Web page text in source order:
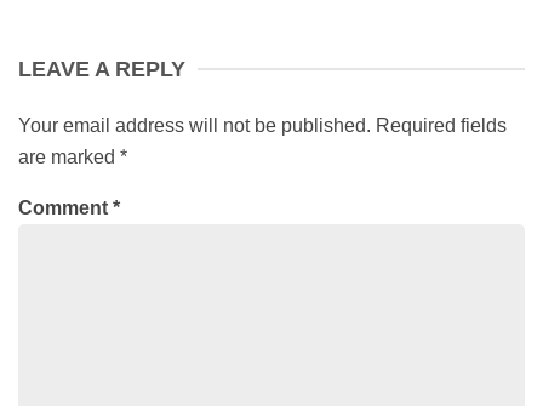
LEAVE A REPLY
Your email address will not be published. Required fields
are marked *
Comment *